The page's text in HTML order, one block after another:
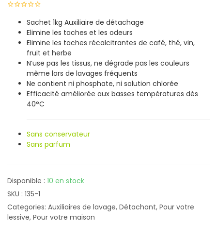
Sachet 1kg Auxiliaire de détachage
Elimine les taches et les odeurs
Elimine les taches récalcitrantes de café, thé, vin,
fruit et herbe
N’use pas les tissus, ne dégrade pas les couleurs
même lors de lavages fréquents
Ne contient ni phosphate, ni solution chlorée
Efficacité améliorée aux basses températures dès
40°C
Sans conservateur
Sans parfum
Disponible : 10 en stock
SKU : 135-1
Categories: Auxiliaires de lavage, Détachant, Pour votre
lessive, Pour votre maison